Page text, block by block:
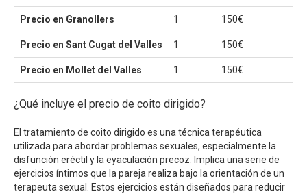
Precio en Granollers 1 150€
Precio en Sant Cugat del Valles 1 150€
Precio en Mollet del Valles 1 150€
¿Qué incluye el precio de coito dirigido?
El tratamiento de coito dirigido es una técnica terapéutica
utilizada para abordar problemas sexuales, especialmente la
disfunción eréctil y la eyaculación precoz. Implica una serie de
ejercicios íntimos que la pareja realiza bajo la orientación de un
terapeuta sexual. Estos ejercicios están diseñados para reducir